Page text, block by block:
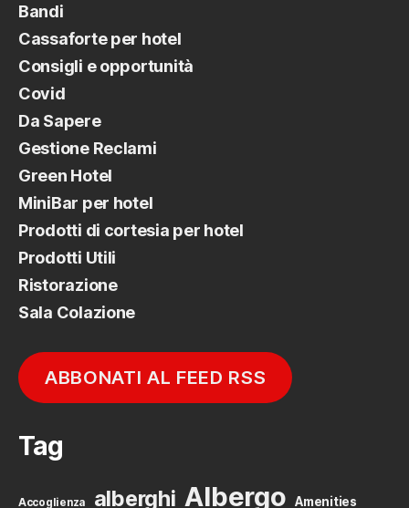
Bandi
Cassaforte per hotel
Consigli e opportunità
Covid
Da Sapere
Gestione Reclami
Green Hotel
MiniBar per hotel
Prodotti di cortesia per hotel
Prodotti Utili
Ristorazione
Sala Colazione
ABBONATI AL FEED RSS
Tag
Accoglienza alberghi Albergo Amenities